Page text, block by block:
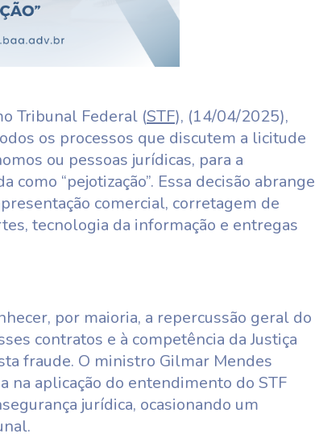
Tribunal Federal (STF), (14/04/2025),
os processos que discutem a licitude
ou pessoas jurídicas, para a
como “pejotização”. Essa decisão abrange
comercial, corretagem de
tecnologia da informação e entregas
por maioria, a repercussão geral do
contratos e à competência da Justiça
fraude. O ministro Gilmar Mendes
na aplicação do entendimento do STF
jurídica, ocasionando um